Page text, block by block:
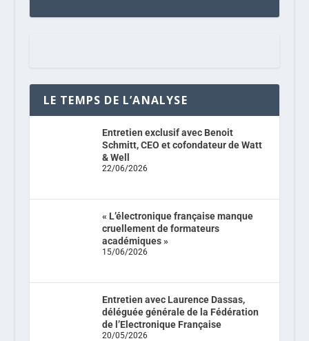
LE TEMPS DE L’ANALYSE
Entretien exclusif avec Benoit
Schmitt, CEO et cofondateur de Watt
& Well
22/06/2026
« L’électronique française manque
cruellement de formateurs
académiques »
15/06/2026
Entretien avec Laurence Dassas,
déléguée générale de la Fédération
de l’Electronique Française
20/05/2026